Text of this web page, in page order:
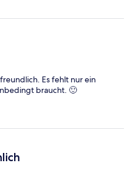
Es fehlt nur ein
braucht. 🙂